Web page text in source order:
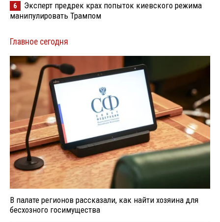
6
Эксперт предрек крах попыток киевского режима
манипулировать Трампом
Главное сегодня
В палате регионов рассказали, как найти хозяина для
бесхозного госимущества